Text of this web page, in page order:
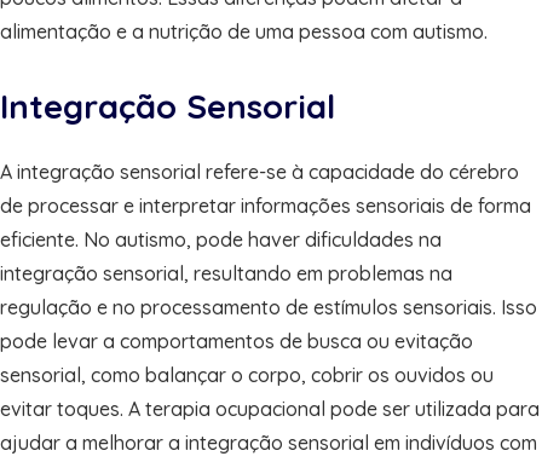
alimentação e a nutrição de uma pessoa com autismo.
Integração Sensorial
A integração sensorial refere-se à capacidade do cérebro
de processar e interpretar informações sensoriais de forma
eficiente. No autismo, pode haver dificuldades na
integração sensorial, resultando em problemas na
regulação e no processamento de estímulos sensoriais. Isso
pode levar a comportamentos de busca ou evitação
sensorial, como balançar o corpo, cobrir os ouvidos ou
evitar toques. A terapia ocupacional pode ser utilizada para
ajudar a melhorar a integração sensorial em indivíduos com